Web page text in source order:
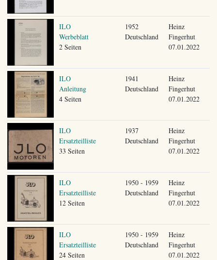
ILO
Werbeblatt
2 Seiten
1952
Deutschland
Heinz
Fingerhut
07.01.2022
ILO
Anleitung
4 Seiten
1941
Deutschland
Heinz
Fingerhut
07.01.2022
ILO
Ersatzteilliste
33 Seiten
1937
Deutschland
Heinz
Fingerhut
07.01.2022
ILO
Ersatzteilliste
12 Seiten
1950 - 1959
Deutschland
Heinz
Fingerhut
07.01.2022
ILO
Ersatzteilliste
24 Seiten
1950 - 1959
Deutschland
Heinz
Fingerhut
07.01.2022